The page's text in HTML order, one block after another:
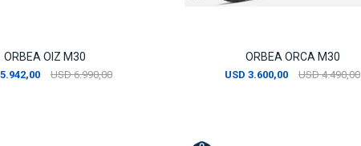
ORBEA OIZ M30
5.942,00 USD 6.990,00
ORBEA ORCA M30
USD 3.600,00 USD 4.490,00